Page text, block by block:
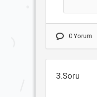
0 Yorum
3.Soru